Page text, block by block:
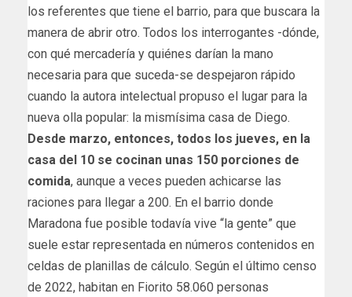
los referentes que tiene el barrio, para que buscara la
manera de abrir otro. Todos los interrogantes -dónde,
con qué mercadería y quiénes darían la mano
necesaria para que suceda-se despejaron rápido
cuando la autora intelectual propuso el lugar para la
nueva olla popular: la mismísima casa de Diego.
Desde marzo, entonces, todos los jueves, en la
casa del 10 se cocinan unas 150 porciones de
comida, aunque a veces pueden achicarse las
raciones para llegar a 200. En el barrio donde
Maradona fue posible todavía vive “la gente” que
suele estar representada en números contenidos en
celdas de planillas de cálculo. Según el último censo
de 2022, habitan en Fiorito 58.060 personas